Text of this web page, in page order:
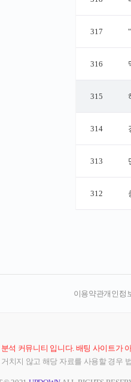
이용약관개인정
분석 커뮤니티 입니다. 배팅 사이트가
치지 않고 해당 자료를 사용할 경우